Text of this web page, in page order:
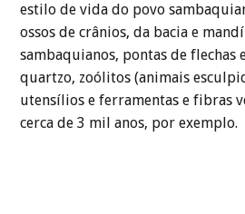
estilo de vida do povo
ossos de crânios, da bacia e
sambaquianos, pontas de flechas
quartzo, zoólitos (animais
utensílios e ferramentas e fibras
cerca de 3 mil anos, por exemplo.